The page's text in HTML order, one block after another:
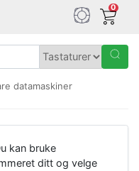
0
datamaskiner
kan bruke
ditt og velge